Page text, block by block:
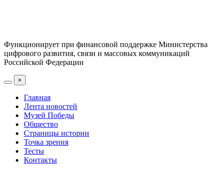
Функционирует при финансовой поддержке Министерства
цифрового развития, связи и массовых коммуникаций
Российской Федерации
×
Главная
Лента новостей
Музей Победы
Общество
Страницы истории
Точка зрения
Тесты
Контакты